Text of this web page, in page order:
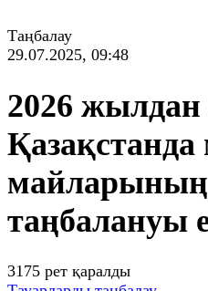
Таңбалау
29.07.2025, 09:48
2026 жылдан
Қазақстанда
таңбалануы
3175 рет қаралды